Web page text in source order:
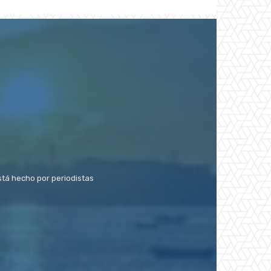
hecho por periodistas